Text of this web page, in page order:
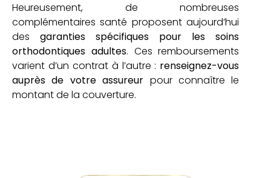
Heureusement, de nombreuses
complémentaires santé proposent aujourd’hui
desgaranties spécifiques pour les soins
orthodontiques adultes. Ces remboursements
varient d’un contrat à l’autre : renseignez-vous
auprès de votre assureur pour connaître le
montant de la couverture.